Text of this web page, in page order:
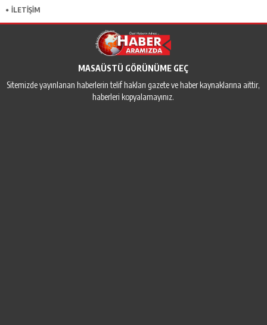
İLETİŞİM
MASAÜSTÜ GÖRÜNÜME GEÇ
Sitemizde yayınlanan haberlerin telif hakları gazete ve haber kaynaklarına aittir,
haberleri kopyalamayınız.